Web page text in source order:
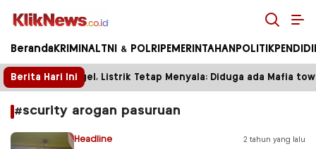
Kliknews.co.id
Beranda KRIMINAL TNI & POLRI PEMERINTAHAN POLITIK
Berita Hari Ini
Tower Disegel, Listrik Tetap Menyala: Diduga ada Mafia
#scurity arogan pasuruan
Headline 2 tahun yang lalu